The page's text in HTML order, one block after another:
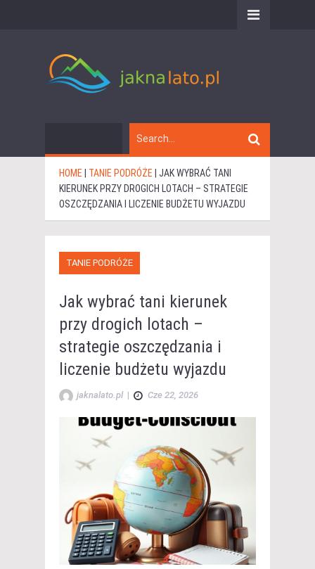
HOME TANIE PODRÓŻE JAK WYBRAĆ TANI
KIERUNEK PRZY DROGICH LOTACH – STRATEGIE
OSZCZĘDZANIA I LICZENIE BUDŻETU WYJAZDU
TANIE PODRÓŻE
Jak wybrać tani kierunek
przy drogich lotach –
strategie oszczędzania i
liczenie budżetu wyjazdu
jaknalato.pl | Cze 22, 2026